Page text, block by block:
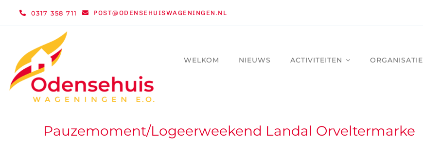
0317 358 711 POST@ODENSEHUISWAGENINGEN.NL
WELKOM NIEUWS ACTIVITEITEN ORGANISATIE
Pauzemoment/Logeerweekend Landal Orveltermarke